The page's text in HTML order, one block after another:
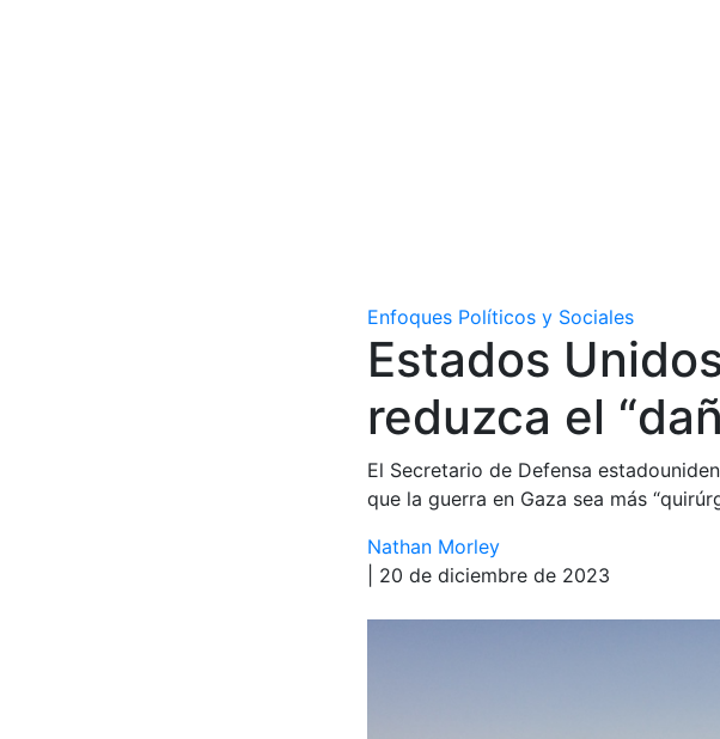
Enfoques Políticos y Sociales
Estados
reduzca el
El Secretario de Defensa
que la guerra en Gaza sea más
Nathan Morley
| 20 de diciembre de 2023